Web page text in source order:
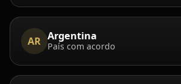
AR Argentina
País com acordo